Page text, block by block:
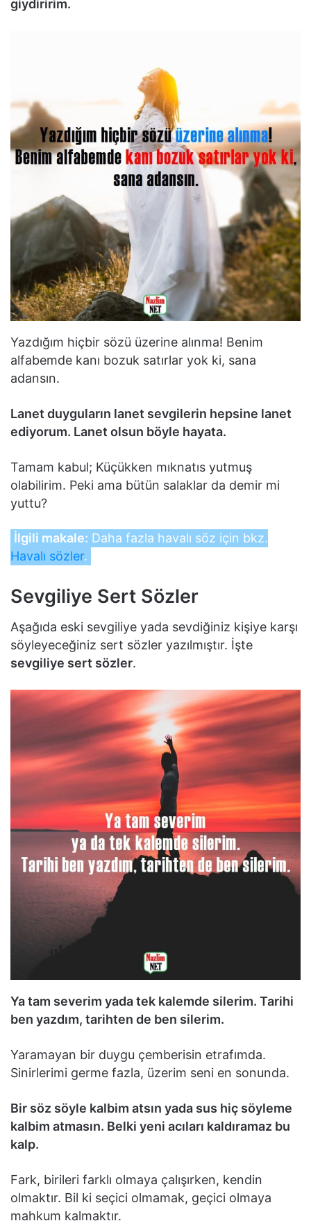
giydiririm.
Yazdığım hiçbir sözü üzerine alınma! Benim
alfabemde kanı bozuk satırlar yok ki, sana
adansın.
Lanet duyguların lanet sevgilerin hepsine lanet
ediyorum. Lanet olsun böyle hayata.
Tamam kabul; Küçükken mıknatıs yutmuş
olabilirim. Peki ama bütün salaklar da demir mi
yuttu?
İlgili makale: Daha fazla havalı söz için bkz.
Havalı sözler.
Sevgiliye Sert Sözler
Aşağıda eski sevgiliye yada sevdiğiniz kişiye karşı
söyleyeceğiniz sert sözler yazılmıştır. İşte
sevgiliye sert sözler.
Ya tam severim yada tek kalemde silerim. Tarihi
ben yazdım, tarihten de ben silerim.
Yaramayan bir duygu çemberisin etrafımda.
Sinirlerimi germe fazla, üzerim seni en sonunda.
Bir söz söyle kalbim atsın yada sus hiç söyleme
kalbim atmasın. Belki yeni acıları kaldıramaz bu
kalp.
Fark, birileri farklı olmaya çalışırken, kendin
olmaktır. Bil ki seçici olmamak, geçici olmaya
mahkum kalmaktır.